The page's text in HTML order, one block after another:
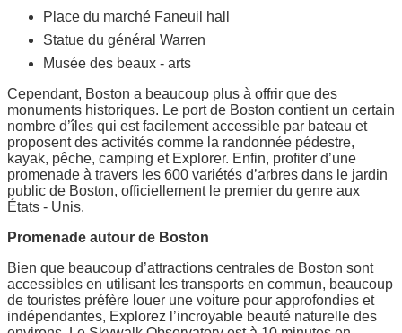
Place du marché Faneuil hall
Statue du général Warren
Musée des beaux - arts
Cependant, Boston a beaucoup plus à offrir que des
monuments historiques. Le port de Boston contient un certain
nombre d’îles qui est facilement accessible par bateau et
proposent des activités comme la randonnée pédestre,
kayak, pêche, camping et Explorer. Enfin, profiter d’une
promenade à travers les 600 variétés d’arbres dans le jardin
public de Boston, officiellement le premier du genre aux
États - Unis.
Promenade autour de Boston
Bien que beaucoup d’attractions centrales de Boston sont
accessibles en utilisant les transports en commun, beaucoup
de touristes préfère louer une voiture pour approfondies et
indépendantes, Explorez l’incroyable beauté naturelle des